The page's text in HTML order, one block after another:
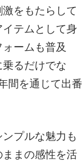
をもたらして
テムとして身
ームも普及
るだけでな
間を通じて出番
プルな魅力も
まの感性を活